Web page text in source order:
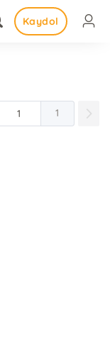
Kaydol
1